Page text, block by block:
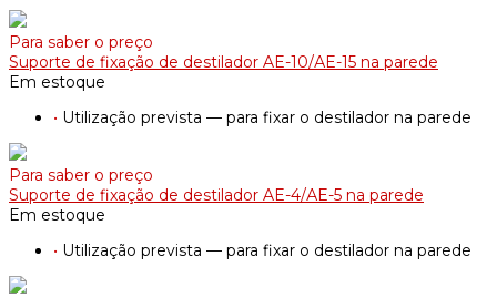
Para saber o preço
Suporte de fixação de destilador AE-10/АE-15 na parede
Em estoque
• Utilização prevista — para fixar o destilador na parede
Para saber o preço
Suporte de fixação de destilador AE-4/АE-5 na parede
Em estoque
• Utilização prevista — para fixar o destilador na parede